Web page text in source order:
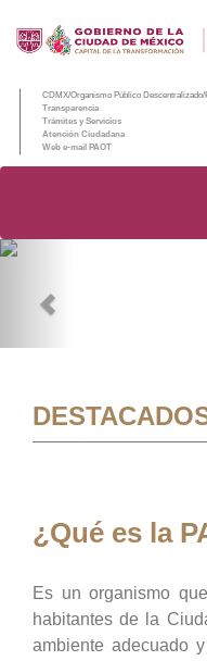
CDMX/Organismo Público Descentralizado/
Transparencia
Trámites y Servicios
Atención Ciudadana
Web e-mail PAOT
¿Qué es la
Es un organismo
habitantes de la
ambiente adecuado